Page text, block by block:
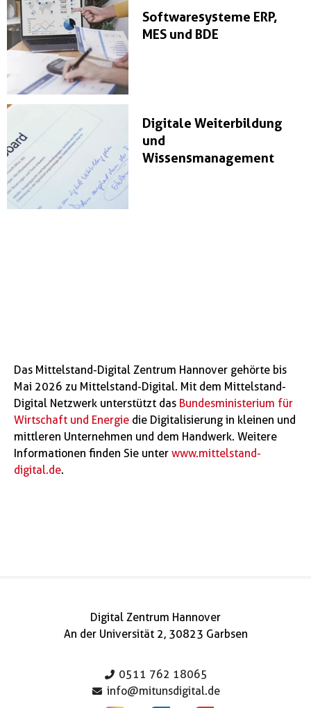
Softwaresysteme ERP,
MES und BDE
Digitale Weiterbildung
und
Wissensmanagement
Das Mittelstand-Digital Zentrum Hannover gehörte bis
Mai 2026 zu Mittelstand-Digital. Mit dem Mittelstand-
Digital Netzwerk unterstützt das Bundesministerium für
Wirtschaft und Energie die Digitalisierung in kleinen und
mittleren Unternehmen und dem Handwerk. Weitere
Informationen finden Sie unter www.mittelstand-
digital.de.
Digital Zentrum Hannover
An der Universität 2, 30823 Garbsen
0511 762 18065
info@mitunsdigital.de